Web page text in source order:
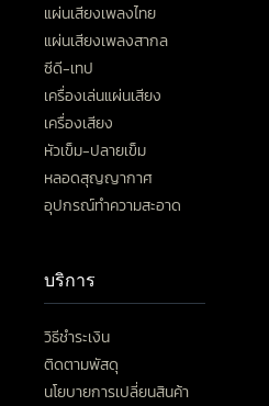
แผ่นเสียงเพลงไทย
แผ่นเสียงเพลงสากล
ซีดี-เทป
เครื่องเล่นแผ่นเสียง
เครื่องเสียง
หัวเข็ม-ปลายเข็ม
หลอดสุญญากาศ
อุปกรณ์ทำความสะอาด
บริการ
วิธีชำระเงิน
ติดตามพัสดุ
นโยบายการเปลี่ยนสินค้า